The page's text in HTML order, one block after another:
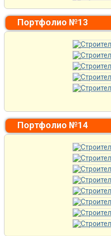
Портфолио №13
Портфолио №14